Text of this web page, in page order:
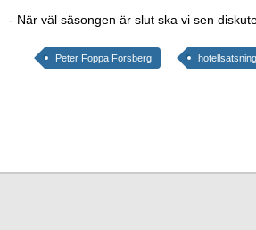
- När väl säsongen är slut ska vi sen
Peter Foppa Forsberg